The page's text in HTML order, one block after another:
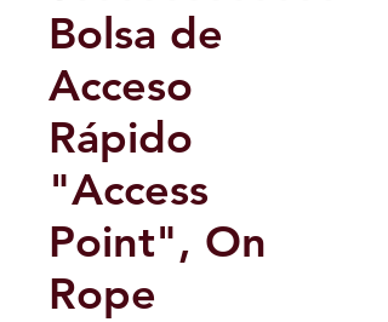
Bolsa de
Acceso
Rápido
"Access
Point", On
Rope